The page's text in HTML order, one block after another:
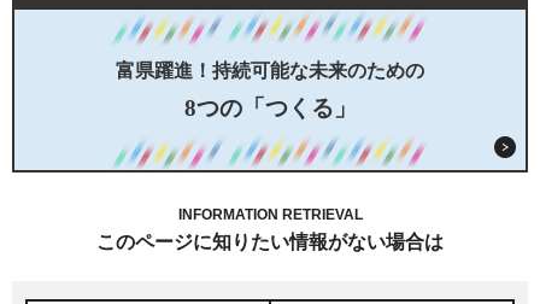
富県躍進！持続可能な未来のための
8つの「つくる」
INFORMATION RETRIEVAL
このページに知りたい情報がない場合は